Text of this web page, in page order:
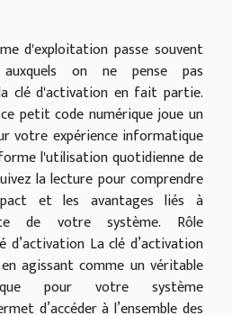
d'exploitation passe souvent
on ne pense pas
clé d'activation en fait partie.
petit code numérique joue un
votre expérience informatique
l'utilisation quotidienne de
la lecture pour comprendre
et les avantages liés à
de votre système. Rôle
d’activation La clé d’activation
agissant comme un véritable
pour votre système
d’accéder à l’ensemble des